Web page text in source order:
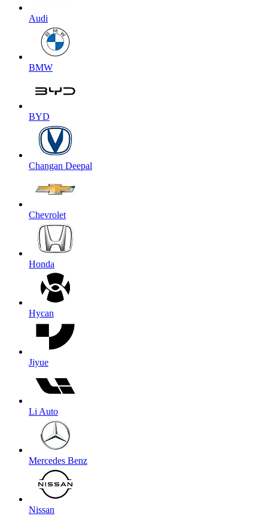
Audi
BMW
BYD
Changan Deepal
Chevrolet
Honda
Hycan
Jiyue
Li Auto
Mercedes Benz
Nissan